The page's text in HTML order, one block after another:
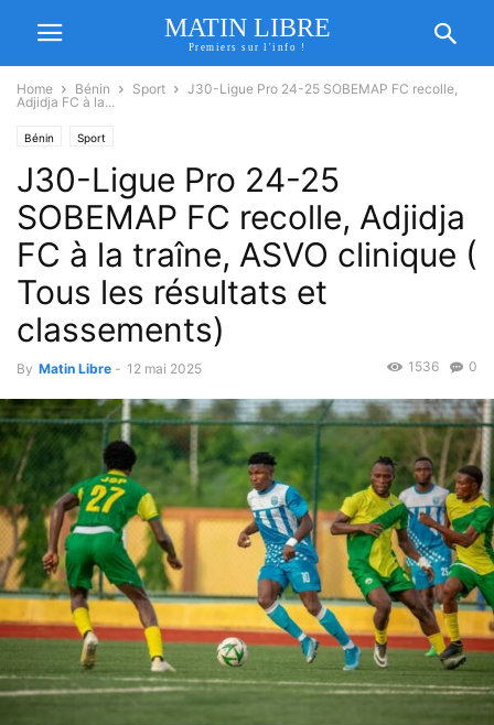
MATIN LIBRE
Premiers sur l'info !
Home Bénin Sport
J30-Ligue Pro 24-25 SOBEMAP FC recolle,
Adjidja FC à la...
Bénin Sport
J30-Ligue Pro 24-25
SOBEMAP FC recolle, Adjidja
FC à la traîne, ASVO clinique (
Tous les résultats et
classements)
By Matin Libre - 12 mai 2025 0
1536